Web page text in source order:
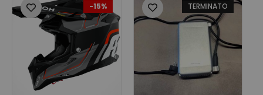
-15% TERMINATO